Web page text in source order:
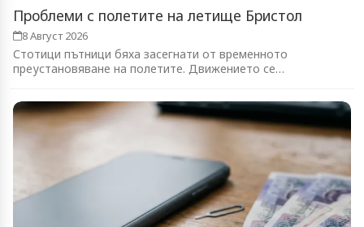
Проблеми с полетите на летище Бристол
8 Август 2026
Стотици пътници бяха засегнати от временното
преустановяване на полетите. Движението се